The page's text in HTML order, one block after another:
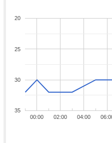
00:00 02:00 04:00
20
25
30
35